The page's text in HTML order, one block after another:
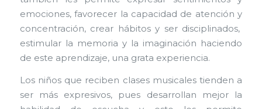
emociones, favorecer la capacidad de atención y
concentración, crear hábitos y ser disciplinados,
estimular la memoria y la imaginación haciendo
de este aprendizaje, una grata experiencia.
Los niños que reciben clases musicales tienden a
ser más expresivos, pues desarrollan mejor la